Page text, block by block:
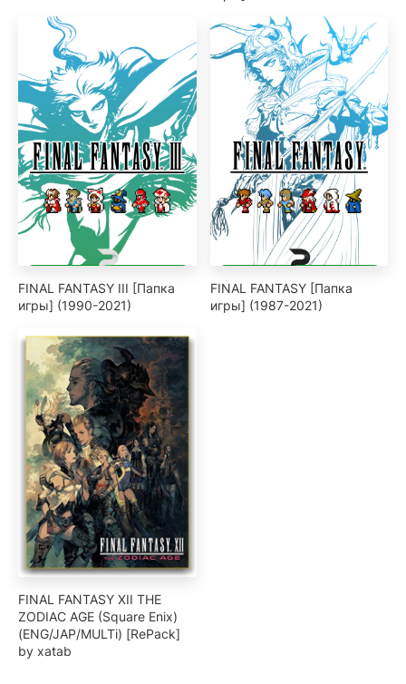
FINAL FANTASY III [Папка
игры] (1990-2021)
FINAL FANTASY [Папка
игры] (1987-2021)
FINAL FANTASY XII THE
ZODIAC AGE (Square Enix)
(ENG/JAP/MULTi) [RePack]
by xatab